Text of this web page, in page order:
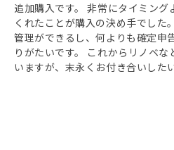
追加購入です。 非常にタイミング
くれたことが購入の決め手でした
管理ができるし、何よりも確定申
りがたいです。 これからリノベ
いますが、末永くお付き合いした